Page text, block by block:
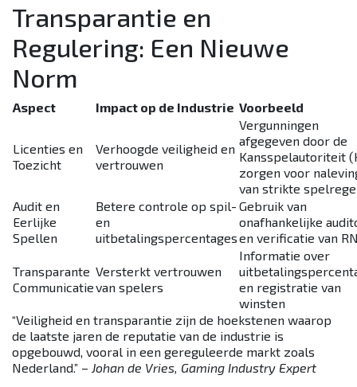
Transparantie en
Regulering: Een Nieuwe
Norm
Aspect Impact op de Industrie Voorbeeld
Licenties en
Toezicht
Verhoogde veiligheid en
vertrouwen
Vergunningen
afgegeven door de
Kansspelautoriteit
zorgen voor
van strikte
Audit en
Eerlijke
Spellen
Betere controle op spil-
en
uitbetalingspercentages
Gebruik van
onafhankelijke
en verificatie van
Transparante
Communicatie
Versterkt vertrouwen
van spelers
Informatie over
en registratie van
winsten
“Veiligheid en transparantie zijn de hoekstenen waarop
de laatste jaren de reputatie van de industrie is
opgebouwd, vooral in een gereguleerde markt zoals
Nederland.” – Johan de Vries, Gaming Industry Expert